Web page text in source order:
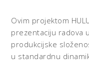
Ovim projektom
prezentaciju radova
produkcijske
u standardnu